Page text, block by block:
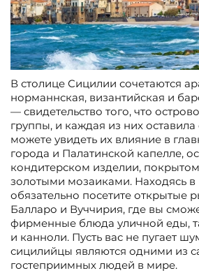
В столице Сицилии сочетаются
норманнская, византийская и
— свидетельство того, что
группы, и каждая из них
можете увидеть их влияние в
города и Палатинской капелле,
кондитерском изделии,
золотыми мозаиками. Находясь
обязательно посетите открытые
Балларо и Вуччирия, где вы
фирменные блюда уличной еды,
и канноли. Пусть вас не пугает
сицилийцы являются одними из
гостеприимных людей в мире.